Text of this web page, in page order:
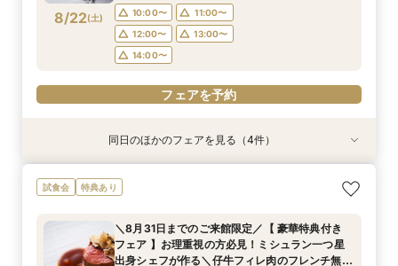
19:00〜
フェアを予約
14:00〜
フェアを予約
19:00〜
フェアを予約
フェアを予約
8/22(土) 10:00〜
11:00〜
12:00〜
13:00〜
14:00〜
フェアを予約
特典あり
8/22(土)
＼8月31日までのご来館限定／【 豪華特典付き
フェア 】お理重視の方必見！ミシュラン一つ星
試食／ 不安解消* お2人安心相談会も◎
所要時間：2時間程度
15:00〜 16:00〜
特典あり
8/22(土)
【限定BIGフェア】お料理重視の方必見！ ミシュ
ラン一つ星出身シェフが作る 仔牛フィレ肉のフ
談会も
所要時間：2時間程度
10:00〜 11:00〜
特典あり
8/22(土)
【限定BIGフェア】お料理重視の方必見！ ミシュ
ラン一つ星出身シェフが作る 仔牛フィレ肉のフ
談会も
所要時間：2時間程度
15:00〜 16:00〜
特典あり
8/22(土)
【お仕事帰りのお二人へ♪】美食フレンチも食べ
れる、90分クイック相談会！
18:00〜
19:00〜
20:00〜
同日のほかのフェアを見る（4件）
試食会 特典あり
＼8月31日までのご来館限定／【 豪華特典付き
フェア 】お理重視の方必見！ミシュラン一つ星
出身シェフが作る＼仔牛フィレ肉のフレンチ無料